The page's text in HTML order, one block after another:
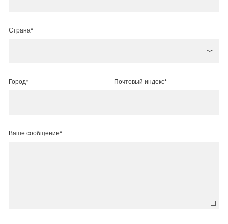
Страна*
Город* Почтовый индекс*
Ваше сообщение*